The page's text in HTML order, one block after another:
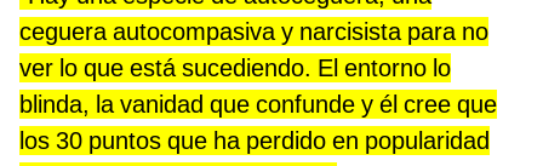
ceguera autocompasiva y narcisista para no
ver lo que está sucediendo. El entorno lo
blinda, la vanidad que confunde y él cree que
los 30 puntos que ha perdido en popularidad